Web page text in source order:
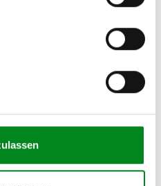
oder E-Mail).